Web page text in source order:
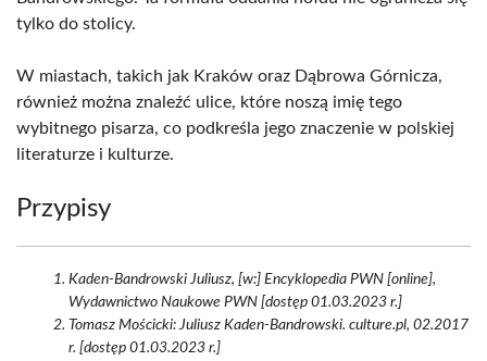
tylko do stolicy.
W miastach, takich jak Kraków oraz Dąbrowa Górnicza,
również można znaleźć ulice, które noszą imię tego
wybitnego pisarza, co podkreśla jego znaczenie w polskiej
literaturze i kulturze.
Przypisy
Kaden-Bandrowski Juliusz, [w:] Encyklopedia PWN [online],
Wydawnictwo Naukowe PWN [dostęp 01.03.2023 r.]
Tomasz Mościcki: Juliusz Kaden-Bandrowski. culture.pl, 02.2017
r. [dostęp 01.03.2023 r.]